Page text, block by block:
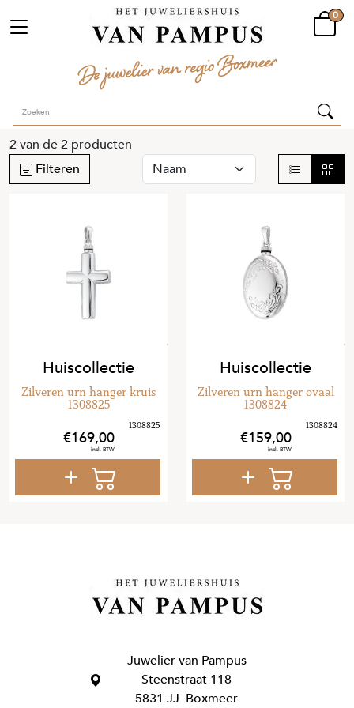
0
2van de2 producten
Filteren
Huiscollectie
Zilveren urn hanger kruis
1308825
169,00
Huiscollectie
Zilveren urn hanger ovaal
1308824
159,00
Juwelier van Pampus
Steenstraat 118
5831 JJ Boxmeer